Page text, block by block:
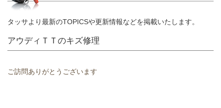
タッサより最新のTOPICSや更新情報などを掲載いたします。
アウディＴＴのキズ修理
ご訪問ありがとうございます